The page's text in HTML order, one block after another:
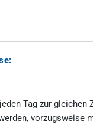
Tag zur gleichen
vorzugsweise